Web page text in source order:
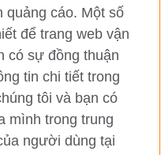
quảng cáo. Một số
để trang web vận
có sự đồng thuận
tin chi tiết trong
tôi và bạn có
mình trong trung
người dùng tại